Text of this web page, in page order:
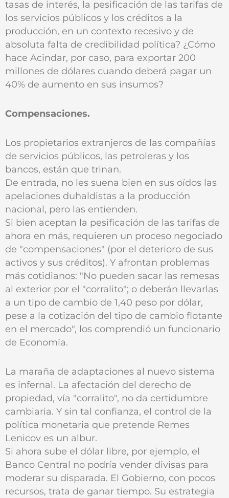
tasas de interés, la pesificación de las tarifas de
los servicios públicos y los créditos a la
producción, en un contexto recesivo y de
absoluta falta de credibilidad política? ¿Cómo
hace Acindar, por caso, para exportar 200
millones de dólares cuando deberá pagar un
40% de aumento en sus insumos?
Compensaciones.
Los propietarios extranjeros de las compañías
de servicios públicos, las petroleras y los
bancos, están que trinan.
De entrada, no les suena bien en sus oídos las
apelaciones duhaldistas a la producción
nacional, pero las entienden.
Si bien aceptan la pesificación de las tarifas de
ahora en más, requieren un proceso negociado
de "compensaciones" (por el deterioro de sus
activos y sus créditos). Y afrontan problemas
más cotidianos: "No pueden sacar las remesas
al exterior por el "corralito"; o deberán llevarlas
a un tipo de cambio de 1,40 peso por dólar,
pese a la cotización del tipo de cambio flotante
en el mercado", los comprendió un funcionario
de Economía.
La maraña de adaptaciones al nuevo sistema
es infernal. La afectación del derecho de
propiedad, vía "corralito", no da certidumbre
cambiaria. Y sin tal confianza, el control de la
política monetaria que pretende Remes
Lenicov es un albur.
Si ahora sube el dólar libre, por ejemplo, el
Banco Central no podría vender divisas para
moderar su disparada. El Gobierno, con pocos
recursos, trata de ganar tiempo. Su estrategia